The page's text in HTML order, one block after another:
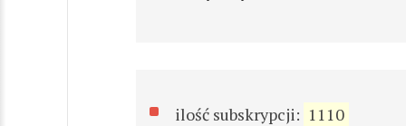
ilość subskrypcji: 1110